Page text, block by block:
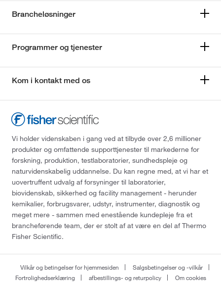
Brancheløsninger
Programmer og tjenester
Kom i kontakt med os
Vi holder videnskaben i gang ved at tilbyde over 2,6 millioner
produkter og omfattende supporttjenester til markederne for
forskning, produktion, testlaboratorier, sundhedspleje og
naturvidenskabelig uddannelse. Du kan regne med, at vi har et
uovertruffent udvalg af forsyninger til laboratorier,
biovidenskab, sikkerhed og facility management - herunder
kemikalier, forbrugsvarer, udstyr, instrumenter, diagnostik og
meget mere - sammen med enestående kundepleje fra et
brancheførende team, der er stolt af at være en del af Thermo
Fisher Scientific.
Vilkår og betingelser for hjemmesiden
Salgsbetingelser og -vilkår
Fortrolighedserklæring
afbestillings- og returpolicy
Om cookies